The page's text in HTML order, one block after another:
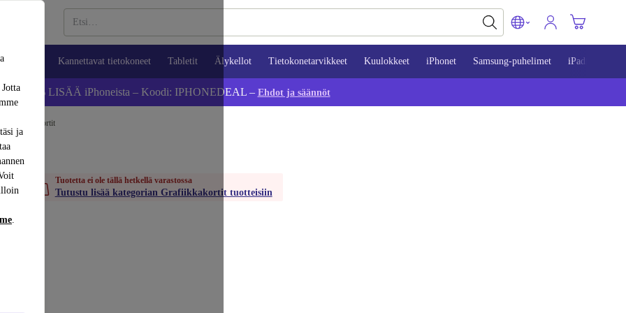
ja
.
Kannettavat tietokoneet Tabletit Älykellot Tietokonetarvikkeet Kuulokkeet iPhonet Samsung-puhelimet iPadit
5 % LISÄÄ iPhoneista – Koodi: IPHONEDEAL – Ehdot ja säännöt
Grafiikkakortit
Tuotetta ei ole tällä hetkellä varastossa
Tutustu lisää kategorian Grafiikkakortit tuotteisiin